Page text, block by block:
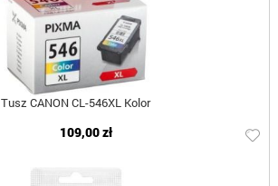
Tusz CANON CL-546XL Kolor
109,00 zł